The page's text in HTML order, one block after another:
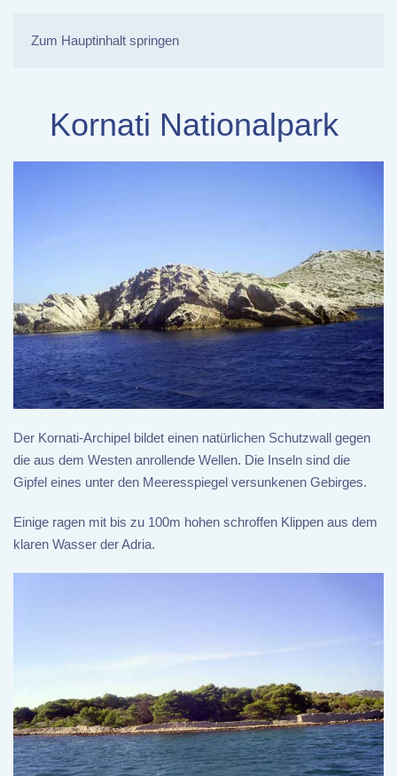
Zum Hauptinhalt springen
Kornati Nationalpark
Der Kornati-Archipel bildet einen natürlichen Schutzwall gegen
die aus dem Westen anrollende Wellen. Die Inseln sind die
Gipfel eines unter den Meeresspiegel versunkenen Gebirges.
Einige ragen mit bis zu 100m hohen schroffen Klippen aus dem
klaren Wasser der Adria.